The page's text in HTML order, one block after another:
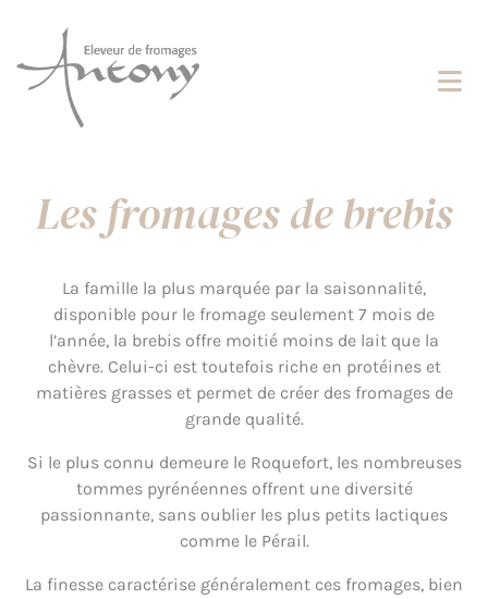
Les fromages de brebis
La famille la plus marquée par la saisonnalité,
disponible pour le fromage seulement 7 mois de
l’année, la brebis offre moitié moins de lait que la
chèvre. Celui-ci est toutefois riche en protéines et
matières grasses et permet de créer des fromages de
grande qualité.
Si le plus connu demeure le Roquefort, les nombreuses
tommes pyrénéennes offrent une diversité
passionnante, sans oublier les plus petits lactiques
comme le Pérail.
La finesse caractérise généralement ces fromages, bien